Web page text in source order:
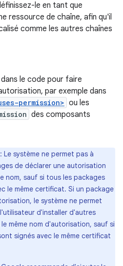
le en tant que
ressource de chaîne, afin qu'il
comme les autres chaînes
le code pour faire
par exemple dans
permission> ou les
des composants
: Le système ne permet pas à
de déclarer une autorisation
nom, sauf si tous les packages
le même certificat. Si un package
le système ne permet
d'installer d'autres
même nom d'autorisation, sauf si
signés avec le même certificat